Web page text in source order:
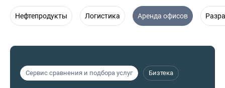
Нефтепродукты Логистика Аренда офисов
Сервис сравнения и подбора услуг Бизтека